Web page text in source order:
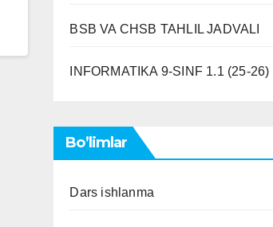
BSB VA CHSB TAHLIL JADVALI
INFORMATIKA 9-SINF 1.1 (25-26)
Bo’limlar
Dars ishlanma